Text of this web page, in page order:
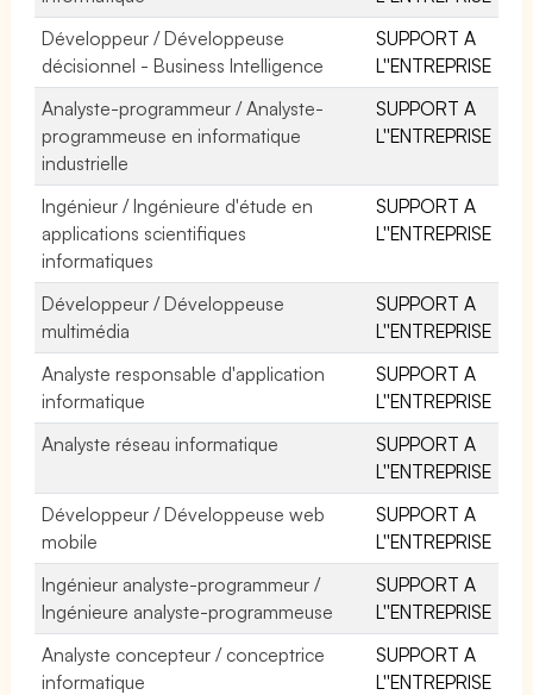
Développeur / Développeuse
décisionnel - Business Intelligence
SUPPORT A
L''ENTREPRISE
Analyste-programmeur / Analyste-
programmeuse en informatique
industrielle
SUPPORT A
L''ENTREPRISE
Ingénieur / Ingénieure d'étude en
applications scientifiques
informatiques
SUPPORT A
L''ENTREPRISE
Développeur / Développeuse
multimédia
SUPPORT A
L''ENTREPRISE
Analyste responsable d'application
informatique
SUPPORT A
L''ENTREPRISE
Analyste réseau informatique
SUPPORT A
L''ENTREPRISE
Développeur / Développeuse web
mobile
SUPPORT A
L''ENTREPRISE
Ingénieur analyste-programmeur /
Ingénieure analyste-programmeuse
SUPPORT A
L''ENTREPRISE
Analyste concepteur / conceptrice
informatique
SUPPORT A
L''ENTREPRISE